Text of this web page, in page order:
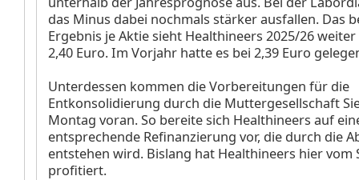
das Minus dabei nochmals stärker ausfallen. Das
Ergebnis je Aktie sieht Healthineers 2025/26 weiter
2,40 Euro. Im Vorjahr hatte es bei 2,39 Euro
Unterdessen kommen die Vorbereitungen für die
Entkonsolidierung durch die Muttergesellschaft
Montag voran. So bereite sich Healthineers auf
entsprechende Refinanzierung vor, die durch die
entstehen wird. Bislang hat Healthineers hier vom
profitiert.